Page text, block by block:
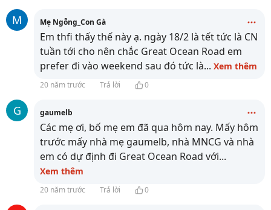
M Mẹ Ngỗng_Con Gà
Em thfi thấy thế này ạ. ngày 18/2 là tết tức là CN
tuần tới cho nên chắc Great Ocean Road em
prefer đi vào weekend sau đó tức là... Xem thêm
20 năm trước Trả lời 0
G gaumelb
Các mẹ ơi, bố mẹ em đã qua hôm nay. Mấy hôm
trước mấy nhà mẹ gaumelb, nhà MNCG và nhà
em có dự định đi Great Ocean Road với...
Xem thêm
20 năm trước Trả lời 0